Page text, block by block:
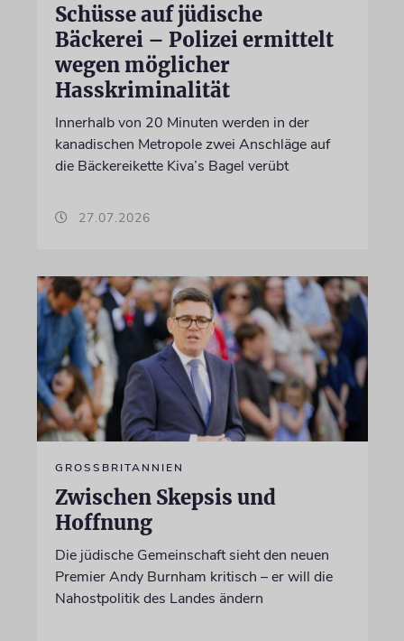
Schüsse auf jüdische
Bäckerei – Polizei ermittelt
wegen möglicher
Hasskriminalität
Innerhalb von 20 Minuten werden in der
kanadischen Metropole zwei Anschläge auf
die Bäckereikette Kiva’s Bagel verübt
27.07.2026
GROSSBRITANNIEN
Zwischen Skepsis und
Hoffnung
Die jüdische Gemeinschaft sieht den neuen
Premier Andy Burnham kritisch – er will die
Nahostpolitik des Landes ändern